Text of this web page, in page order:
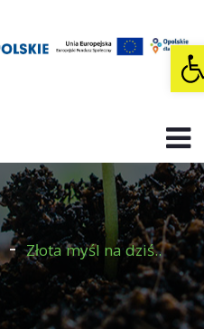
Złota myśl na dziś..